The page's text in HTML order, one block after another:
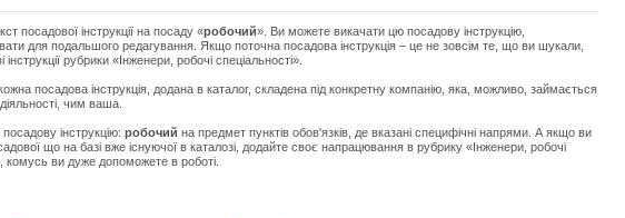
посадової інструкції на посаду «робочий». Ви можете викачати цю посадову інструкцію,
для подальшого редагування. Якщо поточна посадова інструкція – це не зовсім те, що ви шукали,
інструкції рубрики «Інженери, робочі спеціальності».
посадова інструкція, додана в каталог, складена під конкретну компанію, яка, можливо, займається
чим ваша.
інструкцію: робочий на предмет пунктів обов'язків, де вказані специфічні напрями. А якщо ви
що на базі вже існуючої в каталозі, додайте своє напрацювання в рубрику «Інженери, робочі
комусь ви дуже допоможете в роботі.